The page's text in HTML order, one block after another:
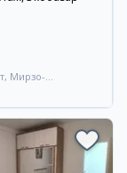
Мирзо-